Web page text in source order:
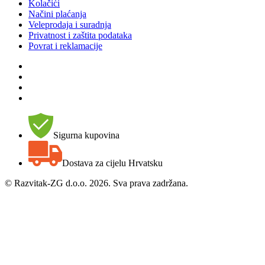
Kolačići
Načini plaćanja
Veleprodaja i suradnja
Privatnost i zaštita podataka
Povrat i reklamacije
Sigurna kupovina
Dostava za cijelu Hrvatsku
© Razvitak-ZG d.o.o. 2026. Sva prava zadržana.